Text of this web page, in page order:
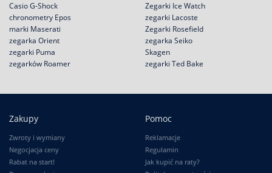
Casio G-Shock
chronometry Epos
Zegarki Ice Watch
zegarki Lacoste
marki Maserati
zegarka Orient
zegarki Puma
zegarków Roamer
Zegarki Rosefield
zegarka Seiko
Skagen
zegarki Ted Bake
Zakupy
Zwroty i wymiany
Negocjacja ceny
Rabat na start!
Pomoc
Reklamacje
Regulamin
Jak kupić na raty?